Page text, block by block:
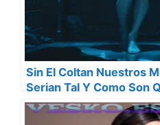
Sin El Coltan Nuestros
Serian Tal Y Como Son
Que Sirve El Mineral
Por Las Tecnologicas